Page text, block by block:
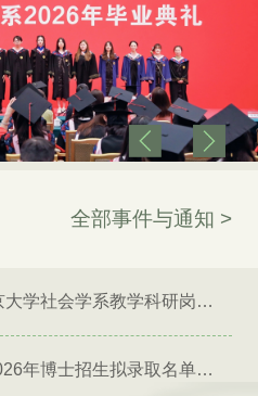
全部事件与通知 >
2026年北京大学社会学系教学科研岗位招聘启事
社会学系2026年博士招生拟录取名单公示（专项）